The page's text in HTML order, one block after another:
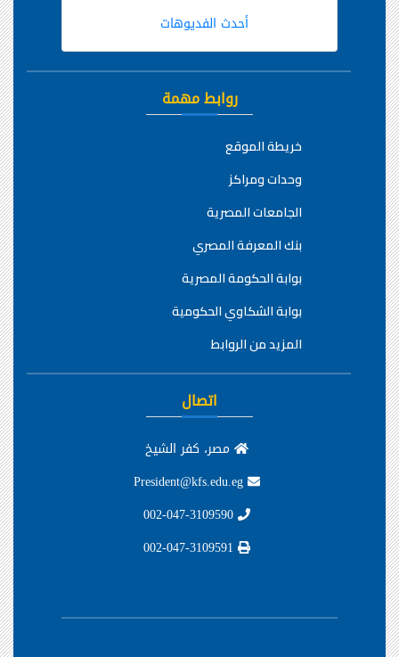
أحدث الفديوهات
روابط مهمة
خريطة الموقع
وحدات ومراكز
الجامعات المصرية
بنك المعرفة المصري
بوابة الحكومة المصرية
بوابة الشكاوي الحكومية
المزيد من الروابط
اتصال
مصر، كفر الشيخ